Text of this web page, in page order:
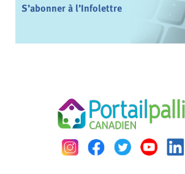
S’abonner à l’Infolettre